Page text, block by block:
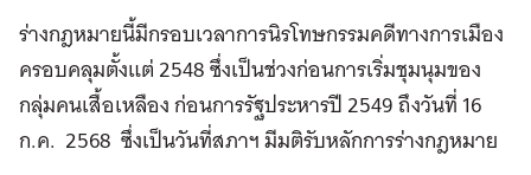
ร่างกฎหมายนี้มีกรอบเวลาการนิรโทษกรรมคดีทางการเมือง
ครอบคลุมตั้งแต่ 2548 ซึ่งเป็นช่วงก่อนการเริ่มชุมนุมของ
กลุ่มคนเสื้อเหลือง ก่อนการรัฐประหารปี 2549 ถึงวันที่ 16
ก.ค. 2568 ซึ่งเป็นวันที่สภาฯ มีมติรับหลักการร่างกฎหมาย